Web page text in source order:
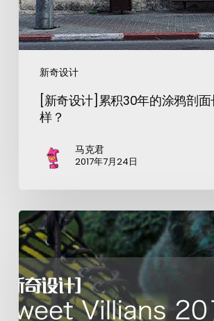
新奇设计
[新奇设计]累积30年的涂鸦剖
样？
马克君
2017年7月24日